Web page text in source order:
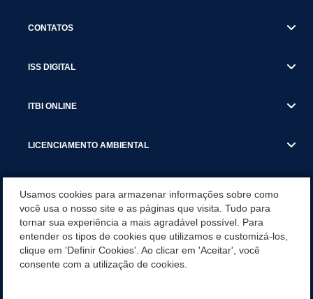
CONTATOS
ISS DIGITAL
ITBI ONLINE
LICENCIAMENTO AMBIENTAL
SERVIÇOS
SERVIÇOS DO DEPARTAMENTO DE RECEITA MUNICIPAL
Usamos cookies para armazenar informações sobre como
você usa o nosso site e as páginas que visita. Tudo para
tornar sua experiência a mais agradável possível. Para
entender os tipos de cookies que utilizamos e customizá-los,
clique em 'Definir Cookies'. Ao clicar em 'Aceitar', você
consente com a utilização de cookies.